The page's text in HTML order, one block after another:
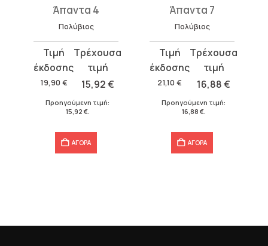
Άπαντα 4
Πολύβιος
19,90 €
Original
price
was:
15,92€
τρέχουσα
τιμή
15,92 €.
Προηγούμενη τιμή:
15,92 €.
ΑΓΟΡΑ
Άπαντα 7
Πολύβιος
21,10 €
Original
price
was:
16,88€
τρέχουσα
τιμή
16,88 €.
Προηγούμενη τιμή:
16,88 €.
ΑΓΟΡΑ